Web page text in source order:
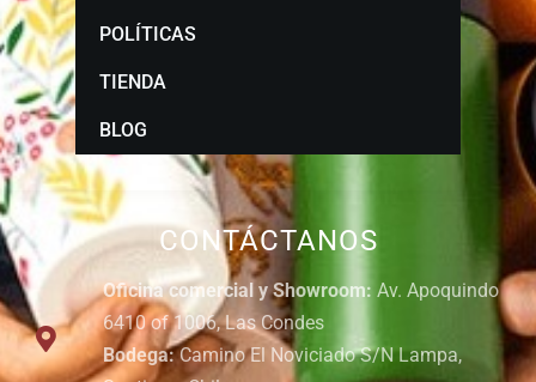
CONTÁCTANOS
Oficina comercial y Showroom: Av. Apoquindo
6410 of 1006, Las Condes
Bodega:Camino El Noviciado S/N Lampa,
POLÍTICAS
TIENDA
BLOG